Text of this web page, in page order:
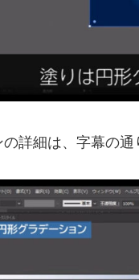
詳細は、字幕の通